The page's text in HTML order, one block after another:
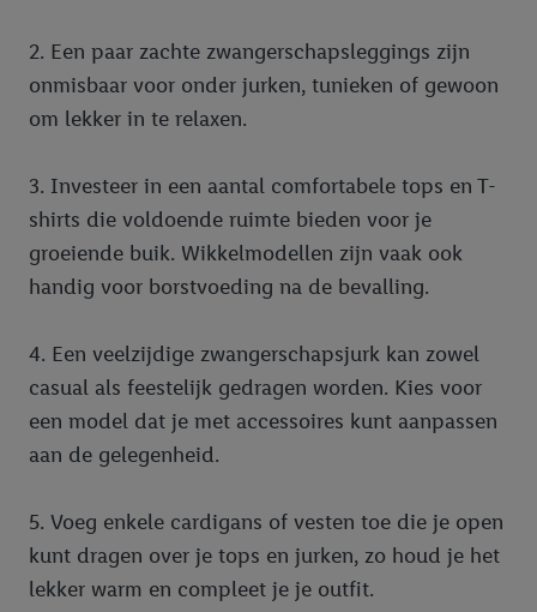
2. Een paar zachte zwangerschapsleggings zijn
onmisbaar voor onder jurken, tunieken of gewoon
om lekker in te relaxen.
3. Investeer in een aantal comfortabele tops en T-
shirts die voldoende ruimte bieden voor je
groeiende buik. Wikkelmodellen zijn vaak ook
handig voor borstvoeding na de bevalling.
4. Een veelzijdige zwangerschapsjurk kan zowel
casual als feestelijk gedragen worden. Kies voor
een model dat je met accessoires kunt aanpassen
aan de gelegenheid.
5. Voeg enkele cardigans of vesten toe die je open
kunt dragen over je tops en jurken, zo houd je het
lekker warm en compleet je je outfit.